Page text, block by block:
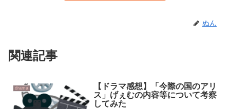
ぬん
関連記事
drama
【ドラマ感想】「今際の国のアリ
ス」げぇむの内容等について考察
してみた